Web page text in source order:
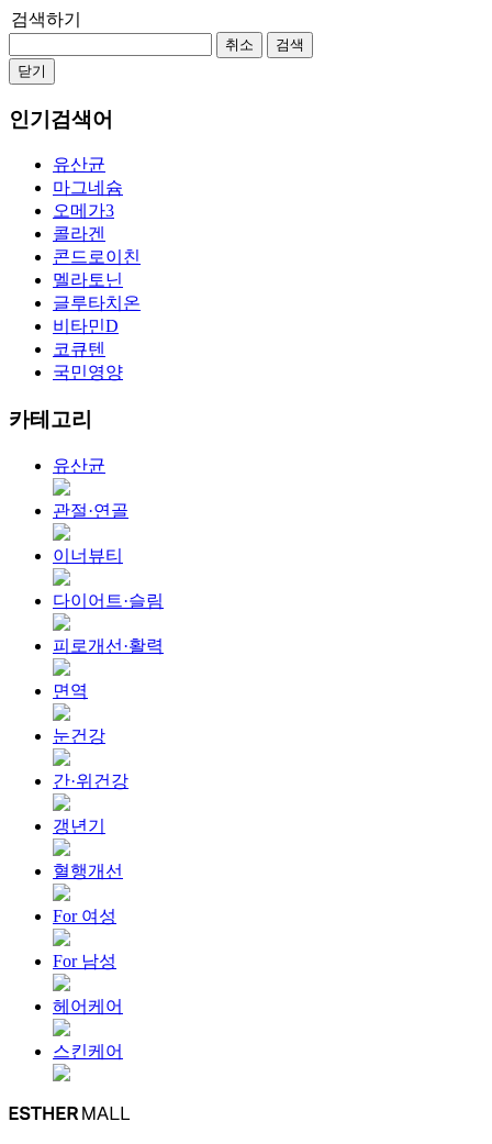
검색하기
취소
검색
닫기
인기검색어
유산균
마그네슘
오메가3
콜라겐
콘드로이친
멜라토닌
글루타치온
비타민D
코큐텐
국민영양
카테고리
유산균
관절·연골
이너뷰티
다이어트·슬림
피로개선·활력
면역
눈건강
간·위건강
갱년기
혈행개선
For 여성
For 남성
헤어케어
스킨케어